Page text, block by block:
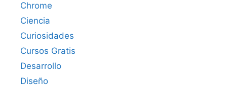
Chrome
Ciencia
Curiosidades
Cursos Gratis
Desarrollo
Diseño